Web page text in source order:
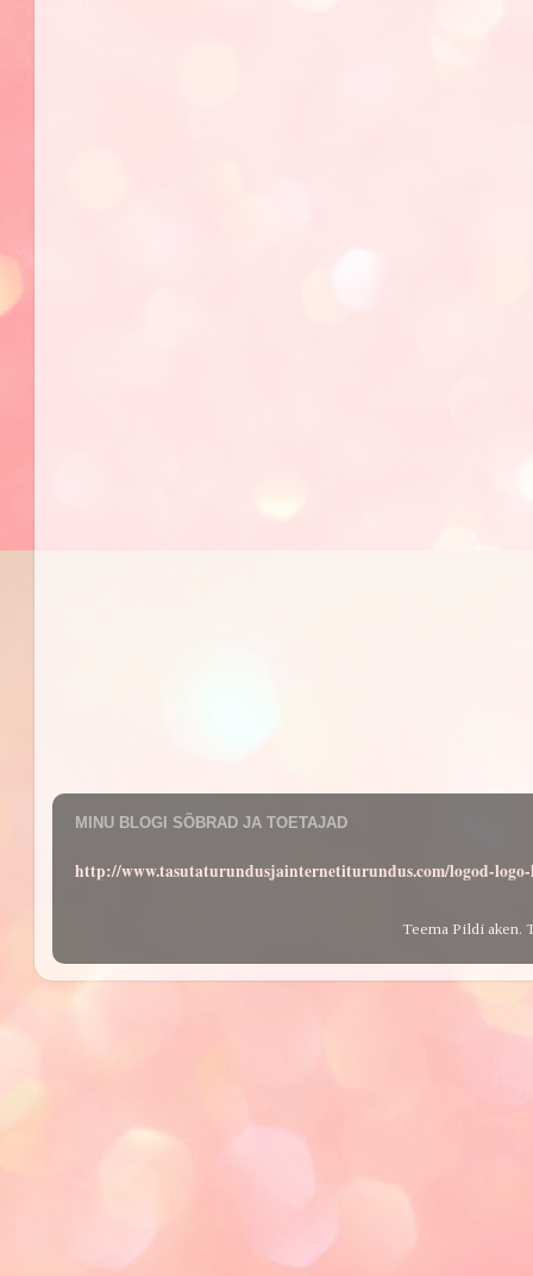
MINU BLOGI SÕBRAD JA TOETAJAD
http://www.tasutaturundusjainternetiturundus.com/logod-
Teema Pildi aken.